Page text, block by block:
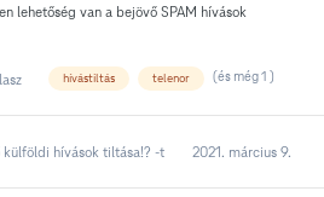
lehetőség van a bejövő SPAM hívások
hívástiltás telenor (és még 1 )
külföldi hívások tiltása!? -t 2021. március 9.